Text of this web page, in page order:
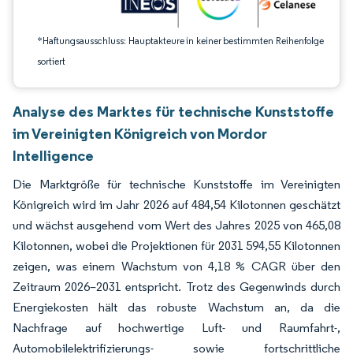
*Haftungsausschluss: Hauptakteure in keiner bestimmten Reihenfolge
sortiert
Analyse des Marktes für technische Kunststoffe
im Vereinigten Königreich von Mordor
Intelligence
Die Marktgröße für technische Kunststoffe im Vereinigten
Königreich wird im Jahr 2026 auf 484,54 Kilotonnen geschätzt
und wächst ausgehend vom Wert des Jahres 2025 von 465,08
Kilotonnen, wobei die Projektionen für 2031 594,55 Kilotonnen
zeigen, was einem Wachstum von 4,18 % CAGR über den
Zeitraum 2026–2031 entspricht. Trotz des Gegenwinds durch
Energiekosten hält das robuste Wachstum an, da die
Nachfrage auf hochwertige Luft- und Raumfahrt-,
Automobilelektrifizierungs- sowie fortschrittliche